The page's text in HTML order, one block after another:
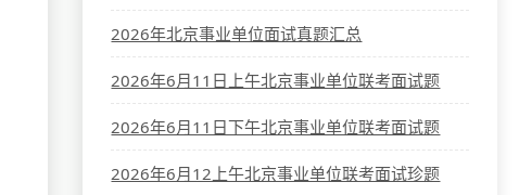
2026年北京事业单位面试真题汇总
2026年6月11日上午北京事业单位联考面试题
2026年6月11日下午北京事业单位联考面试题
2026年6月12上午北京事业单位联考面试珍题